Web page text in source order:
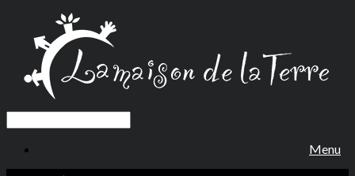
Menu